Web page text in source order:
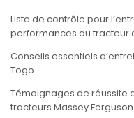
Liste de contrôle pour
performances du tracteur
Conseils essentiels
Togo
Témoignages de réussite
tracteurs Massey Ferguson